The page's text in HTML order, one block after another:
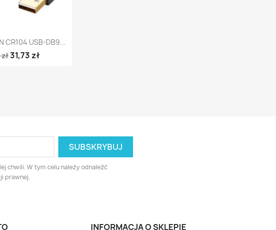
podgląd
CR104 USB-DB9...
31,73 zł
chwili. W tym celu należy odnaleźć
prawnej.
INFORMACJA O SKLEPIE